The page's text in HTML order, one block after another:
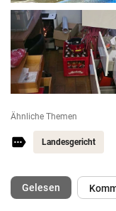
Ähnliche Themen
Landesgericht
Gelesen